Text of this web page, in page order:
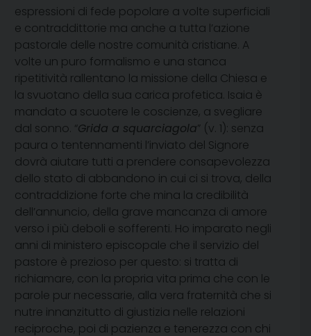
espressioni di fede popolare a volte superficiali
e contraddittorie ma anche a tutta l’azione
pastorale delle nostre comunità cristiane. A
volte un puro formalismo e una stanca
ripetitività rallentano la missione della Chiesa e
la svuotano della sua carica profetica. Isaia è
mandato a scuotere le coscienze, a svegliare
dal sonno. “Grida a squarciagola” (v. 1): senza
paura o tentennamenti l’inviato del Signore
dovrà aiutare tutti a prendere consapevolezza
dello stato di abbandono in cui ci si trova, della
contraddizione forte che mina la credibilità
dell’annuncio, della grave mancanza di amore
verso i più deboli e sofferenti. Ho imparato negli
anni di ministero episcopale che il servizio del
pastore è prezioso per questo: si tratta di
richiamare, con la propria vita prima che con le
parole pur necessarie, alla vera fraternità che si
nutre innanzitutto di giustizia nelle relazioni
reciproche, poi di pazienza e tenerezza con chi